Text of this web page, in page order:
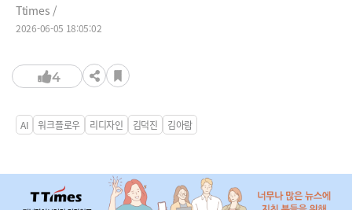
Ttimes /
2026-06-05 18:05:02
4
AI 워크플로우 리디자인 김덕진 김아람